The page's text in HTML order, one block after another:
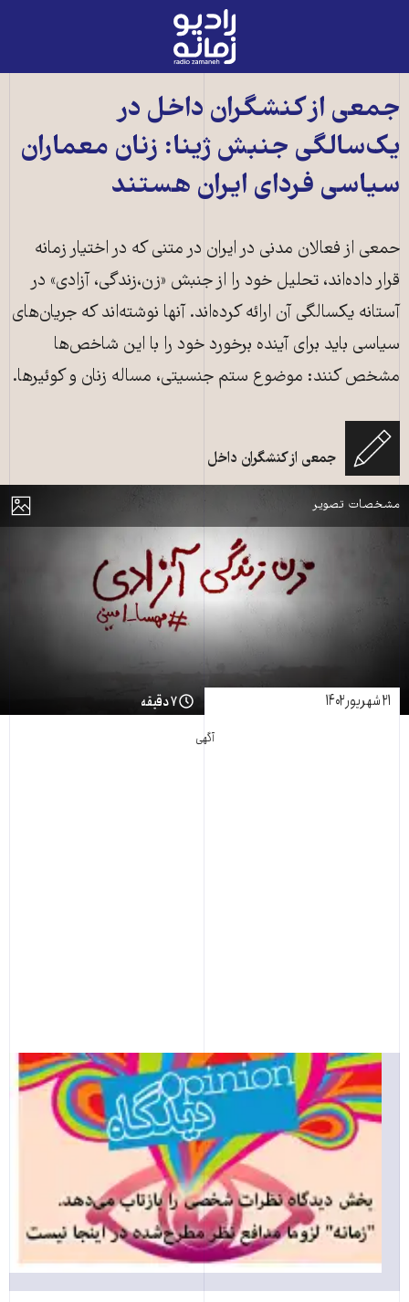
رادیو
زمانه
به
صفحه
اصلی
جمعی از کنشگران داخل در
یک‌سالگی جنبش ژینا: زنان معماران
سیاسی فردای ایران هستند
حمعی از فعالان مدنی در ایران در متنی که در اختیار زمانه
قرار داده‌اند، تحلیل خود را از جنبش «زن،زندگی، آزادی» در
آستانه یکسالگی آن ارائه کرده‌اند. آنها نوشته‌اند که جریان‌های
سیاسی باید برای آینده برخورد خود را با این شاخص‌ها
مشخص کنند: موضوع ستم جنسیتی، مساله‌ زنان و کوئیرها.
جمعی از کنشگران داخل
نمایش
مشخصات تصویر
شعار زن، زندگی، آزادی بر روی دیوار
۲۱ شهریور ۱۴۰۲ ۷ دقیقه
آگهی